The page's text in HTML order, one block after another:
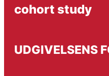
cohort study
UDGIVELSENS